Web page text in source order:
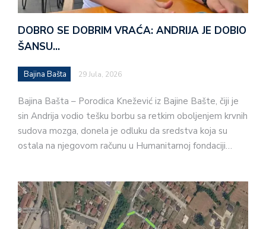
DOBRO SE DOBRIM VRAĆA: ANDRIJA JE DOBIO
ŠANSU…
Bajina Bašta 29 Jula, 2026
Bajina Bašta – Porodica Knežević iz Bajine Bašte, čiji je
sin Andrija vodio tešku borbu sa retkim oboljenjem krvnih
sudova mozga, donela je odluku da sredstva koja su
ostala na njegovom računu u Humanitarnoj fondaciji…